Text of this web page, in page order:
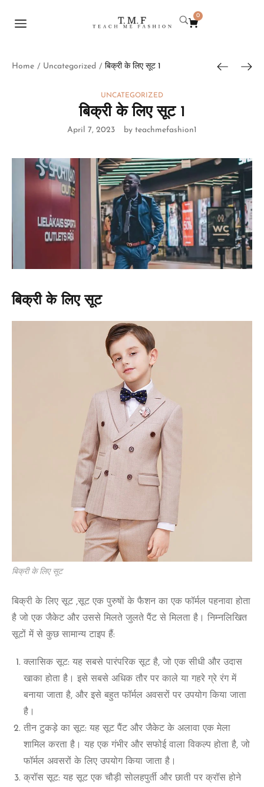
0
Home / Uncategorized / बिक्री के लिए सूट 1
UNCATEGORIZED
बिक्री के लिए सूट 1
April 7, 2023 by teachmefashion1
बिक्री के लिए सूट
बिक्री के लिए सूट
बिक्री के लिए सूट ,सूट एक पुरुषों के फैशन का एक फॉर्मल पहनावा होता
है जो एक जैकेट और उससे मिलते जुलते पैंट से मिलता है। निम्नलिखित
सूटों में से कुछ सामान्य टाइप हैं:
क्लासिक सूट: यह सबसे पारंपरिक सूट है, जो एक सीधी और उदास
खाका होता है। इसे सबसे अधिक तौर पर काले या गहरे ग्रे रंग में
बनाया जाता है, और इसे बहुत फॉर्मल अवसरों पर उपयोग किया जाता
है।
तीन टुकड़े का सूट: यह सूट पैंट और जैकेट के अलावा एक मेला
शामिल करता है। यह एक गंभीर और सफोई वाला विकल्प होता है, जो
फॉर्मल अवसरों के लिए उपयोग किया जाता है।
क्रॉस सूट: यह सूट एक चौड़ी सोलहपुर्ती और छाती पर क्रॉस होने